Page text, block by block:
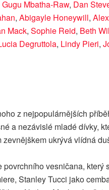
Gugu Mbatha-Raw, Dan
, Abigayle Honeywill,
Mack, Sophie Reid, Beth
Degruttola, Lindy Pieri,
z nejpopulárnějších
a nezávislé mladé dívky,
ukrývá vlídná
vesničana,
Stanley Tucci jako